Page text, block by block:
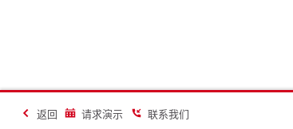
返回 请求演示 联系我们